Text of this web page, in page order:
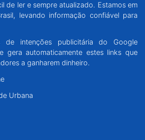
de ler e sempre atualizado. Estamos em
levando informação confiável para
de intenções publicitária do Google
gera automaticamente estes links que
a ganharem dinheiro.
Urbana